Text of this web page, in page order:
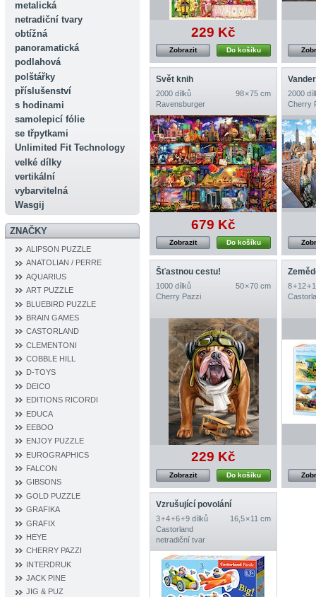
metalická
netradiční tvary
obtížná
panoramatická
podlahová
polštářky
příslušenství
s hodinami
samolepicí fólie
se třpytkami
Unlimited Fit Technology
velké dílky
vertikální
vybarvitelná
Wasgij
ZNAČKY
ALIPSON PUZZLE
ANATOLIAN / PERRE
AQUARIUS
ART PUZZLE
BLUEBIRD PUZZLE
BRAIN GAMES
CASTORLAND
CLEMENTONI
COBBLE HILL
D‐TOYS
DEICO
EDITIONS RICORDI
EDUCA
EEBOO
ENJOY PUZZLE
EUROGRAPHICS
FALCON
GIBSONS
GOLD PUZZLE
GRAFIKA
GRAFIX
HEYE
CHERRY PAZZI
INTERDRUK
JACK PINE
JIG & PUZ
229 Kč
Do košíku
Zobrazit
Svět knih
2000 dílků
98 × 75 cm
Ravensburger
679 Kč
Do košíku
Zobrazit
2000
Cherry
Šťastnou cestu!
1000 dílků
50 × 70 cm
Cherry Pazzi
229 Kč
Do košíku
Zobrazit
8 + 12 +
Vzrušující povolání
3 + 4 + 6 + 9 dílků
16,5 × 11 cm
Castorland
netradiční tvar